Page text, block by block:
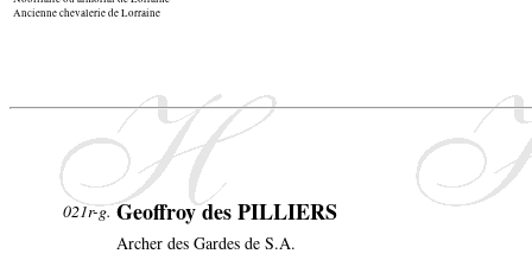
Ancienne chevalerie de Lorraine
021r-g. Geoffroy des PILLIERS
Archer des Gardes de S.A.